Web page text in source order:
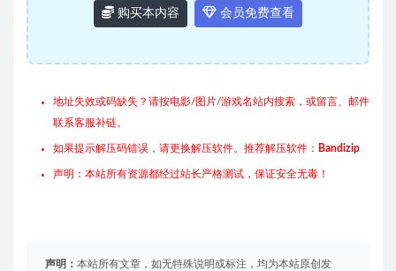
购买本内容 会员免费查看
地址失效或码缺失？请按电影/图片/游戏名站内搜索，或留言、邮件
联系客服补链。
如果提示解压码错误，请更换解压软件。推荐解压软件： Bandizip
声明：本站所有资源都经过站长严格测试，保证安全无毒！
声明： 本站所有文章，如无特殊说明或标注，均为本站原创发